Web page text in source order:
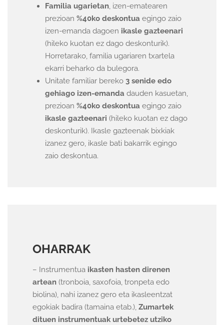
Familia ugarietan, izen-ematearen
prezioan %40ko deskontua egingo zaio
izen-emanda dagoen ikasle gazteenari
(hileko kuotan ez dago deskonturik).
Horretarako, familia ugariaren txartela
ekarri beharko da bulegora.
Unitate familiar bereko 3 senide edo
gehiago izen-emanda dauden kasuetan,
prezioan %40ko deskontua egingo zaio
ikasle gazteenari (hileko kuotan ez dago
deskonturik). Ikasle gazteenak bixkiak
izanez gero, ikasle bati bakarrik egingo
zaio deskontua.
OHARRAK
– Instrumentua ikasten hasten direnen
artean (tronboia, saxofoia, tronpeta edo
biolina), nahi izanez gero eta ikasleentzat
egokiak badira (tamaina etab.), Zumartek
dituen instrumentuak urtebetez utziko